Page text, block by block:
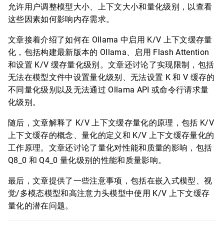
允许用户调整模型大小、上下文大小和量化级别，以查看
这些因素如何影响内存需求。
文章接着介绍了如何在 Ollama 中启用 K/V 上下文缓存量
化，包括构建最新版本的 Ollama、启用 Flash Attention
和设置 K/V 缓存量化级别。文章还讨论了实现限制，包括
无法在模型文件中设置量化级别、无法设置 K 和 V 缓存的
不同量化级别以及无法通过 Ollama API 或命令行请求量
化级别。
随后，文章解释了 K/V 上下文缓存量化的原理，包括 K/V
上下文缓存的概念、量化的定义和 K/V 上下文缓存量化的
工作原理。文章还讨论了量化对性能和质量的影响，包括
Q8_0 和 Q4_0 量化级别的性能和质量影响。
最后，文章提供了一些注意事项，包括在嵌入式模型、视
觉/多模态模型和高注意力头模型中使用 K/V 上下文缓存
量化的潜在问题。